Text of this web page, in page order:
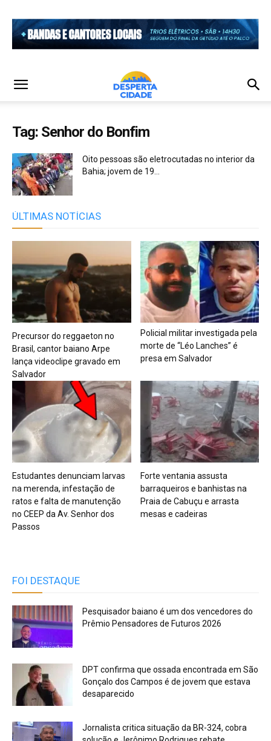
Tag: Senhor do Bonfim
Oito pessoas são eletrocutadas no interior da
Bahia; jovem de 19...
ÚLTIMAS NOTÍCIAS
Precursor do reggaeton no
Brasil, cantor baiano Arpe
lança videoclipe gravado em
Salvador
Policial militar investigada pela
morte de “Léo Lanches” é
presa em Salvador
Estudantes denunciam larvas
na merenda, infestação de
ratos e falta de manutenção
no CEEP da Av. Senhor dos
Passos
Forte ventania assusta
barraqueiros e banhistas na
Praia de Cabuçu e arrasta
mesas e cadeiras
FOI DESTAQUE
Pesquisador baiano é um dos vencedores do
Prêmio Pensadores de Futuros 2026
DPT confirma que ossada encontrada em São
Gonçalo dos Campos é de jovem que estava
desaparecido
Jornalista critica situação da BR-324, cobra